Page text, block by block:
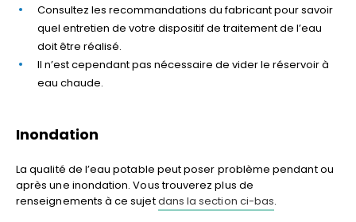
Consultez les recommandations du fabricant pour savoir
quel entretien de votre dispositif de traitement de l’eau
doit être réalisé.
Il n’est cependant pas nécessaire de vider le réservoir à
eau chaude.
Inondation
La qualité de l’eau potable peut poser problème pendant ou
après une inondation. Vous trouverez plus de
renseignements à ce sujetdans la section ci-bas.